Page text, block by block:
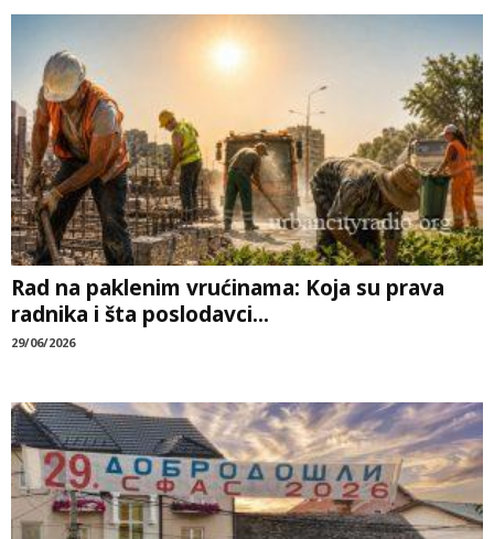
Rad na paklenim vrućinama: Koja su prava
radnika i šta poslodavci...
29/06/2026